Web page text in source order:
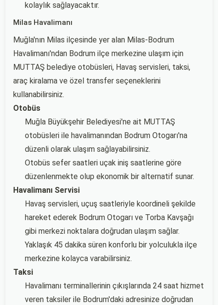
kolaylık sağlayacaktır.
Milas Havalimanı
Muğla'nın Milas ilçesinde yer alan Milas-Bodrum
Havalimanı'ndan Bodrum ilçe merkezine ulaşım için
MUTTAŞ belediye otobüsleri, Havaş servisleri, taksi,
araç kiralama ve özel transfer seçeneklerini
kullanabilirsiniz.
Otobüs
Muğla Büyükşehir Belediyesi'ne ait MUTTAŞ
otobüsleri ile havalimanından Bodrum Otogarı'na
düzenli olarak ulaşım sağlayabilirsiniz.
Otobüs sefer saatleri uçak iniş saatlerine göre
düzenlenmekte olup ekonomik bir alternatif sunar.
Havalimanı Servisi
Havaş servisleri, uçuş saatleriyle koordineli şekilde
hareket ederek Bodrum Otogarı ve Torba Kavşağı
gibi merkezi noktalara doğrudan ulaşım sağlar.
Yaklaşık 45 dakika süren konforlu bir yolculukla ilçe
merkezine kolayca varabilirsiniz.
Taksi
Havalimanı terminallerinin çıkışlarında 24 saat hizmet
veren taksiler ile Bodrum'daki adresinize doğrudan